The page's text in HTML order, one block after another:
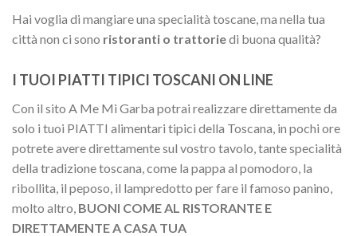
Hai voglia di mangiare una specialità toscane, ma nella tua
città non ci sono ristoranti o trattoriedi buona qualità?
I TUOI PIATTI TIPICI TOSCANI ON LINE
Con il sito A Me Mi Garba potrai realizzare direttamente da
solo i tuoi PIATTI alimentari tipici della Toscana, in pochi ore
potrete avere direttamente sul vostro tavolo, tante specialità
della tradizione toscana, come la pappa al pomodoro, la
ribollita, il peposo, il lampredotto per fare il famoso panino,
molto altro, BUONI COME AL RISTORANTE E
DIRETTAMENTE A CASA TUA